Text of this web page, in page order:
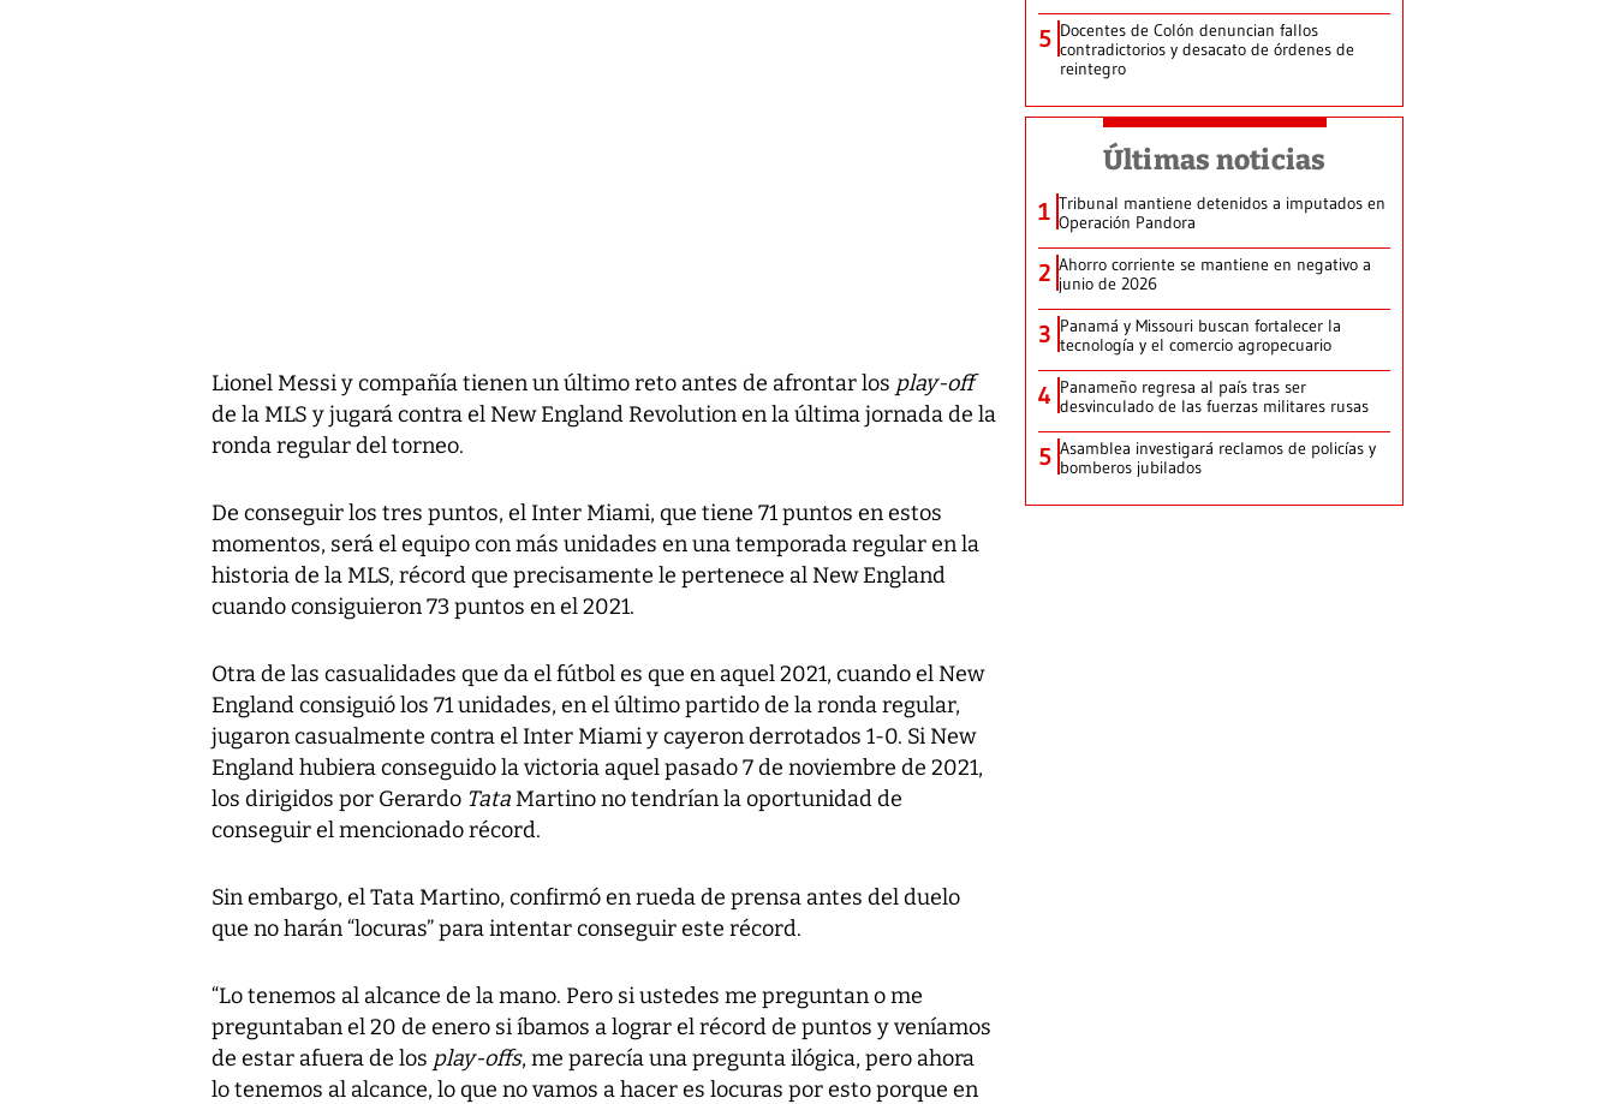
Lionel Messi y compañía tienen un último reto antes de afrontar los play-off
de la MLS y jugará contra el New England Revolution en la última jornada de la
ronda regular del torneo.
De conseguir los tres puntos, el Inter Miami, que tiene 71 puntos en estos
momentos, será el equipo con más unidades en una temporada regular en la
historia de la MLS, récord que precisamente le pertenece al New England
cuando consiguieron 73 puntos en el 2021.
Otra de las casualidades que da el fútbol es que en aquel 2021, cuando el New
England consiguió los 71 unidades, en el último partido de la ronda regular,
jugaron casualmente contra el Inter Miami y cayeron derrotados 1-0. Si New
England hubiera conseguido la victoria aquel pasado 7 de noviembre de 2021,
los dirigidos por Gerardo TataMartino no tendrían la oportunidad de
conseguir el mencionado récord.
Sin embargo, el Tata Martino, confirmó en rueda de prensa antes del duelo
que no harán “locuras” para intentar conseguir este récord.
“Lo tenemos al alcance de la mano. Pero si ustedes me preguntan o me
preguntaban el 20 de enero si íbamos a lograr el récord de puntos y veníamos
de estar afuera de los play-offs, me parecía una pregunta ilógica, pero ahora
lo tenemos al alcance, lo que no vamos a hacer es locuras por esto porque en
5 Docentes de Colón denuncian fallos
contradictorios y desacato de órdenes de
reintegro
Últimas noticias
1 Tribunal mantiene detenidos a imputados en
Operación Pandora
2 Ahorro corriente se mantiene en negativo a
junio de 2026
3 Panamá y Missouri buscan fortalecer la
tecnología y el comercio agropecuario
4 Panameño regresa al país tras ser
desvinculado de las fuerzas militares rusas
5 Asamblea investigará reclamos de policías y
bomberos jubilados